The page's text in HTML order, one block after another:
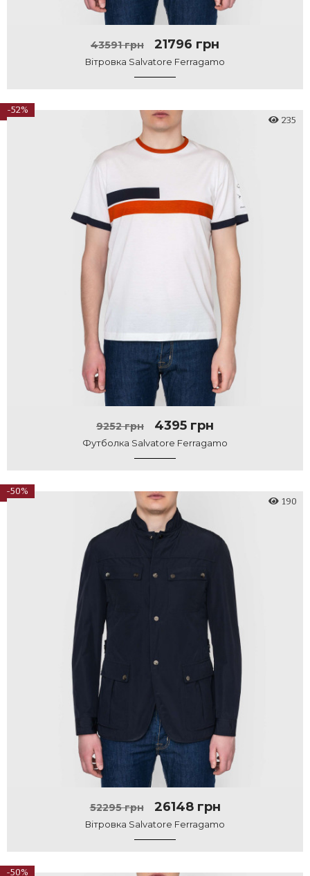
43591 грн 21796 грн
Вітровка Salvatore Ferragamo
-52%
9252 грн 4395 грн
Футболка Salvatore Ferragamo
235
-50%
52295 грн 26148 грн
Вітровка Salvatore Ferragamo
190
-50%